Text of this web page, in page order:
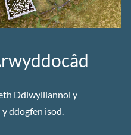
Ddiwylliannol y
ddogfen isod.